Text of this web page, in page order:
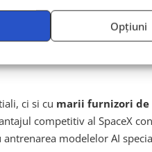
Opțiuni
semnificative in
proprietare, sunt
reala. Utilizarea AI
ci si cu marii furnizori de
competitiv al SpaceX
modelelor AI